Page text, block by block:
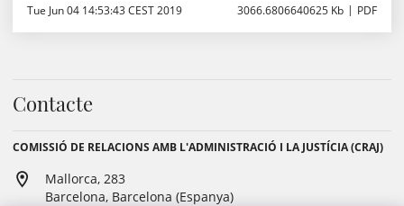
Tue Jun 04 14:53:43 CEST 2019 3066.6806640625 Kb PDF
Contacte
COMISSIÓ DE RELACIONS AMB L'ADMINISTRACIÓ I LA JUSTÍCIA (CRAJ)
Mallorca, 283
Barcelona, Barcelona (Espanya)